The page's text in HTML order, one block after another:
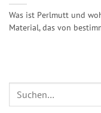
Was ist Perlmutt und
Material, das von